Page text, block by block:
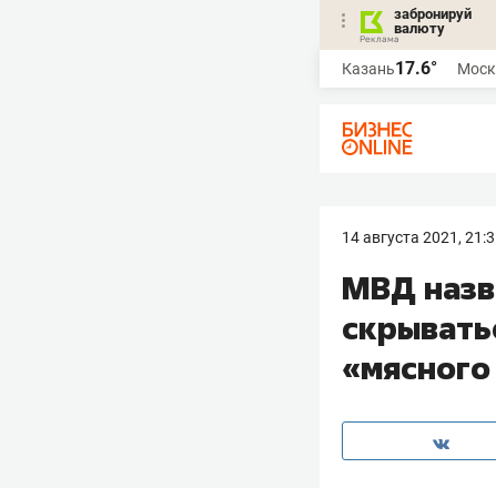
забронируй
валюту
Казань17.6°
14 августа 2021,
МВД